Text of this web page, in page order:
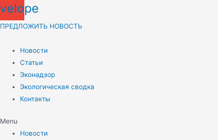
ПРЕДЛОЖИТЬ НОВОСТЬ
Новости
Статьи
Эконадзор
Экологическая сводка
Контакты
Menu
Новости